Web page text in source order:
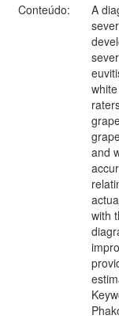
Conteúdo:
A
and
with